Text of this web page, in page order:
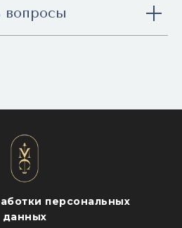
вопросы
персональных
данных